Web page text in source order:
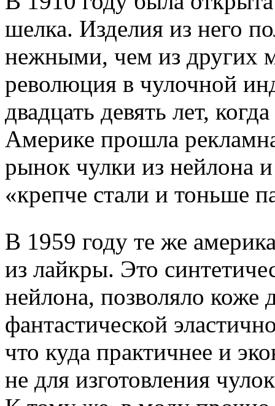
шелка. Изделия из него
нежными, чем из других
революция в чулочной
двадцать девять лет,
Америке прошла
рынок чулки из нейлона
«крепче стали и тоньше
В 1959 году те же
из лайкры. Это
нейлона, позволяло коже
фантастической
что куда практичнее и
не для изготовления